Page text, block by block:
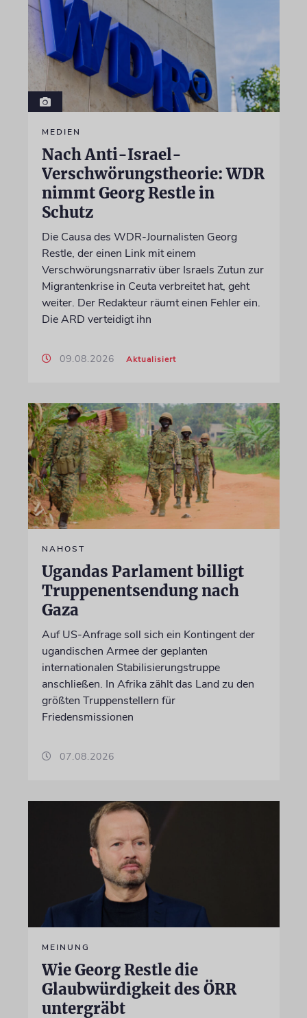
MEDIEN
Nach Anti-Israel-
Verschwörungstheorie: WDR
nimmt Georg Restle in
Schutz
Die Causa des WDR-Journalisten Georg
Restle, der einen Link mit einem
Verschwörungsnarrativ über Israels Zutun zur
Migrantenkrise in Ceuta verbreitet hat, geht
weiter. Der Redakteur räumt einen Fehler ein.
Die ARD verteidigt ihn
09.08.2026 Aktualisiert
NAHOST
Ugandas Parlament billigt
Truppenentsendung nach
Gaza
Auf US-Anfrage soll sich ein Kontingent der
ugandischen Armee der geplanten
internationalen Stabilisierungstruppe
anschließen. In Afrika zählt das Land zu den
größten Truppenstellern für
Friedensmissionen
07.08.2026
MEINUNG
Wie Georg Restle die
Glaubwürdigkeit des ÖRR
untergräbt